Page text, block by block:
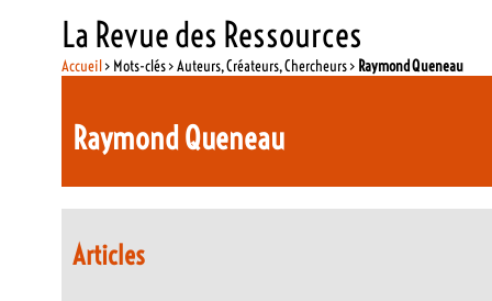
La Revue des Ressources
Accueil> Mots-clés > Auteurs, Créateurs, Chercheurs > Raymond Queneau
Raymond Queneau
Articles